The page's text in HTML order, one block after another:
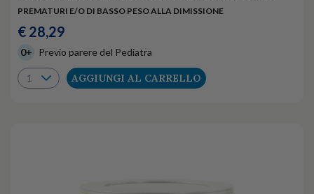
PREMATURI E/O DI BASSO PESO ALLA DIMISSIONE
€ 28,29
0+ Previo parere del Pediatra
AGGIUNGI AL CARRELLO